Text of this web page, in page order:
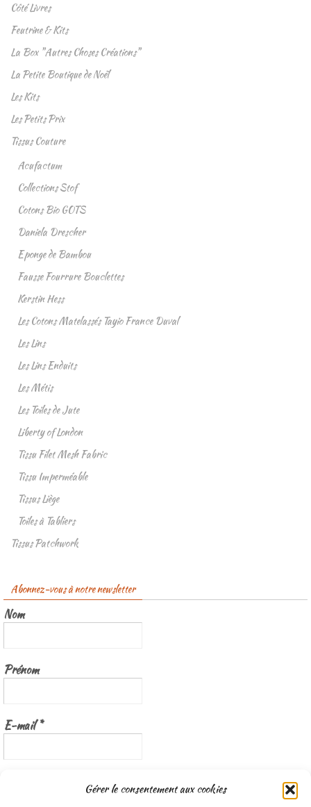
Gérer le consentement aux cookies
Côté Livres
Feutrine & Kits
La Box "Autres Choses Créations"
La Petite Boutique de Noël
Les Kits
Les Petits Prix
Tissus Couture
Acufactum
Collections Stof
Cotons Bio GOTS
Daniela Drescher
Eponge de Bambou
Fausse Fourrure Bouclettes
Kerstin Hess
Les Cotons Matelassés Tayio France Duval
Les Lins
Les Lins Enduits
Les Métis
Les Toiles de Jute
Liberty of London
Tissu Filet Mesh Fabric
Tissu Imperméable
Tissus Liège
Toiles à Tabliers
Tissus Patchwork
Abonnez-vous à notre newsletter
Nom
Prénom
E-mail*
Nous gardons vos données privées et ne les partageons qu’avec les
tierces parties qui rendent ce service possible.Lisez notre politique de